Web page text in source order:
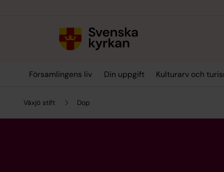
Församlingens liv Din uppgift Kulturarv och
Växjö stift Dop